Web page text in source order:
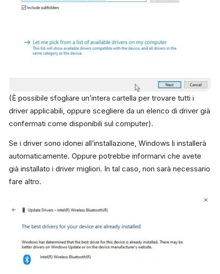
(È possibile sfogliare un’intera cartella per trovare tutti i
driver applicabili, oppure scegliere da un elenco di driver già
confermati come disponibili sul computer).
Se i driver sono idonei all’installazione, Windows li installerà
automaticamente. Oppure potrebbe informarvi che avete
già installato i driver migliori. In tal caso, non sarà necessario
fare altro.